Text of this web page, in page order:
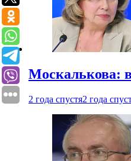
Москалькова:
2 года спустя2 года